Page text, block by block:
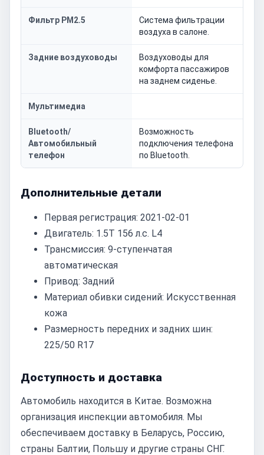
Фильтр PM2.5
Система фильтрации
воздуха в салоне.
Задние воздуховоды
Воздуховоды для
комфорта пассажиров
на заднем сиденье.
Мультимедиа
Bluetooth/
Автомобильный
телефон
Возможность
подключения телефона
по Bluetooth.
Дополнительные детали
Первая регистрация: 2021-02-01
Двигатель: 1.5T 156 л.с. L4
Трансмиссия: 9-ступенчатая
автоматическая
Привод: Задний
Материал обивки сидений: Искусственная
кожа
Размерность передних и задних шин:
225/50 R17
Доступность и доставка
Автомобиль находится в Китае. Возможна
организация инспекции автомобиля. Мы
обеспечиваем доставку в Беларусь, Россию,
страны Балтии, Польшу и другие страны СНГ.